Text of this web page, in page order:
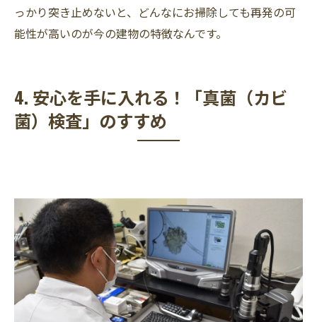
っかり突き止めないと、どんなにお掃除しても再発の可
能性が高いのが今の建物の特徴なんです。
4. 安心を手に入れる！「真菌（カビ
菌）検査」のすすめ